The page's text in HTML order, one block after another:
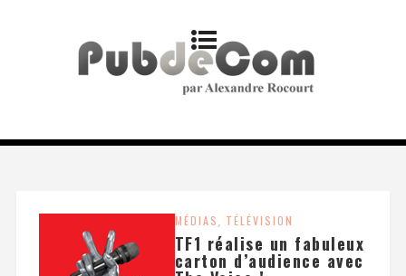
MÉDIAS, TÉLÉVISION
TF1 réalise un fabuleux
carton d’audience avec